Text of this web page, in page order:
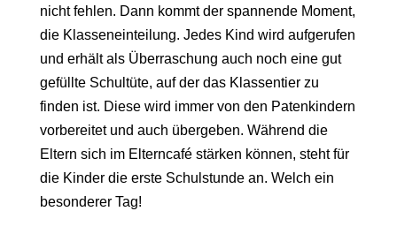
nicht fehlen. Dann kommt der spannende Moment,
die Klasseneinteilung. Jedes Kind wird aufgerufen
und erhält als Überraschung auch noch eine gut
gefüllte Schultüte, auf der das Klassentier zu
finden ist. Diese wird immer von den Patenkindern
vorbereitet und auch übergeben. Während die
Eltern sich im Elterncafé stärken können, steht für
die Kinder die erste Schulstunde an. Welch ein
besonderer Tag!